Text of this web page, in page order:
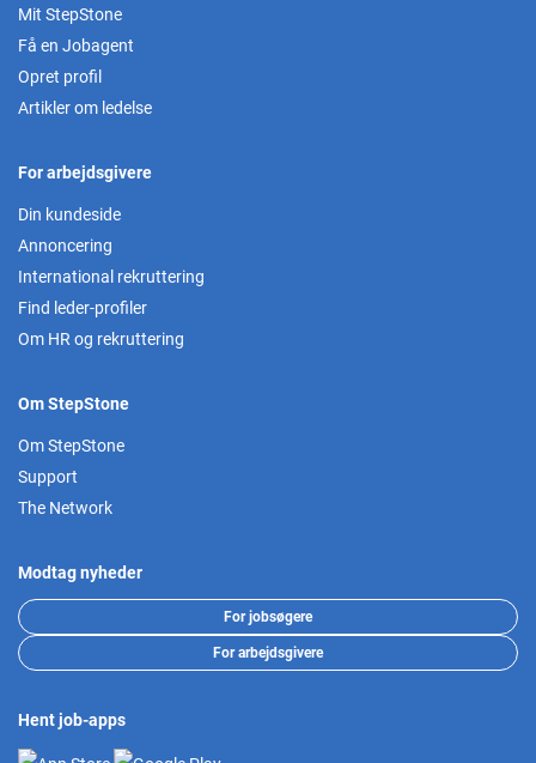
Mit StepStone
Få en Jobagent
Opret profil
Artikler om ledelse
For arbejdsgivere
Din kundeside
Annoncering
International rekruttering
Find leder-profiler
Om HR og rekruttering
Om StepStone
Om StepStone
Support
The Network
Modtag nyheder
For jobsøgere
For arbejdsgivere
Hent job-apps